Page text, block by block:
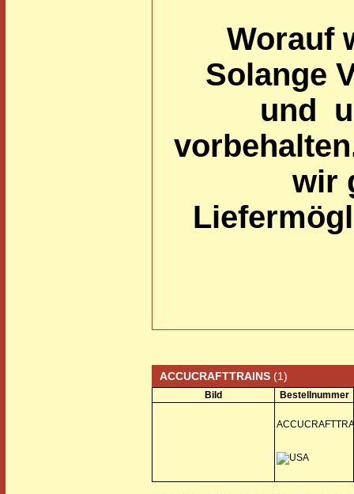
Worauf
Solange
und
wir
ACCUCRAFTTRAINS (1)
Bild Bestellnummer